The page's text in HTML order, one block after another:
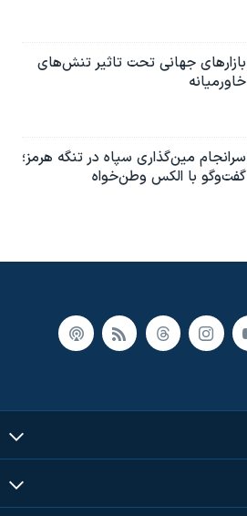
بازارهای جهانی تحت تاثیر تنش‌های
خاورمیانه
سرانجام مین‌گذاری‌ سپاه در تنگه هرمز؛
گفت‌وگو با الکس وطن‌خواه